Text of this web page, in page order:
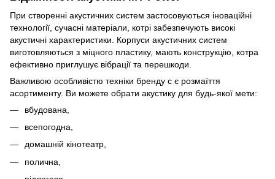
При створенні акустичних систем застосовуються іноваційні
технології, сучасні матеріали, котрі забезпечують високі
акустичні характеристики. Корпуси акустичних систем
виготовляються з міцного пластику, мають конструкцію, котра
ефективно приглушує вібрації та перешкоди.
Важливою особливістю техніки бренду с є розмаїття
асортименту. Ви можете обрати акустику для будь-якої мети:
вбудована,
всепогодна,
домашній кінотеатр,
полична,